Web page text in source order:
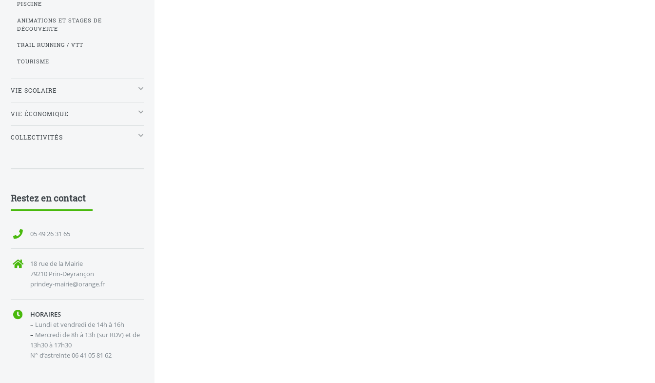
PISCINE
ANIMATIONS ET STAGES DE
DÉCOUVERTE
TRAIL RUNNING / VTT
TOURISME
VIE SCOLAIRE
VIE ÉCONOMIQUE
COLLECTIVITÉS
Restez en contact
05 49 26 31 65
18 rue de la Mairie
79210 Prin-Deyrançon
prindey-mairie@orange.fr
HORAIRES
– Lundi et vendredi de 14h à 16h
– Mercredi de 8h à 13h (sur RDV) et de
13h30 à 17h30
N° d’astreinte 06 41 05 81 62